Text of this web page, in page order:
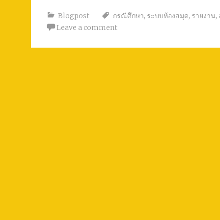
Blogpost กรณีศึกษา, ระบบห้องสมุด, รายงาน,
Leave a comment